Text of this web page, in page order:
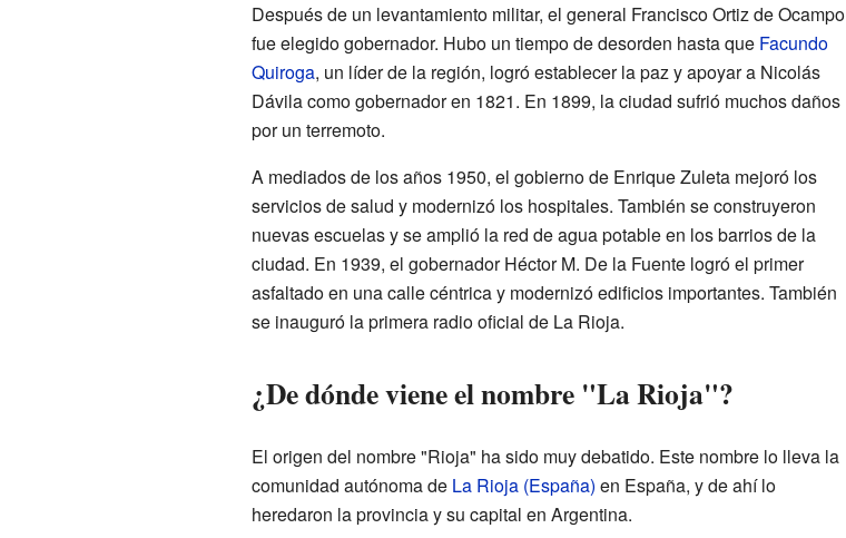
Después de un levantamiento militar, el general Francisco Ortiz de Ocampo
fue elegido gobernador. Hubo un tiempo de desorden hasta que Facundo
Quiroga, un líder de la región, logró establecer la paz y apoyar a Nicolás
Dávila como gobernador en 1821. En 1899, la ciudad sufrió muchos daños
por un terremoto.
A mediados de los años 1950, el gobierno de Enrique Zuleta mejoró los
servicios de salud y modernizó los hospitales. También se construyeron
nuevas escuelas y se amplió la red de agua potable en los barrios de la
ciudad. En 1939, el gobernador Héctor M. De la Fuente logró el primer
asfaltado en una calle céntrica y modernizó edificios importantes. También
se inauguró la primera radio oficial de La Rioja.
¿De dónde viene el nombre "La Rioja"?
El origen del nombre "Rioja" ha sido muy debatido. Este nombre lo lleva la
comunidad autónoma de La Rioja (España) en España, y de ahí lo
heredaron la provincia y su capital en Argentina.